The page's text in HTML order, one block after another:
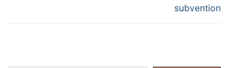
subvention